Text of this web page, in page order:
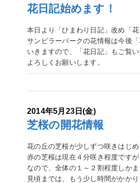
花日記始めます！
本日より「ひまわり日記」改め「花
サンピラーパークの花情報は今後
いきますので、「花日記」もご覧い
よろしくお願いします。
2014年5月23日(金)
芝桜の開花情報
花の丘の芝桜が少しずつ咲きはじめ
赤の芝桜は現在４分咲き程度です
なので、全体の１～２割程度しかま
見頃までは、もう少し時間がかかり